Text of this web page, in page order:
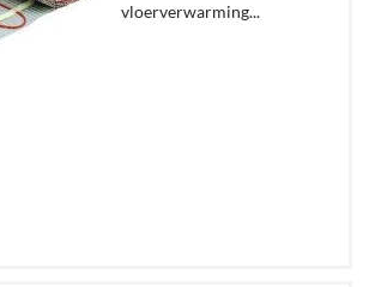
vloerverwarming...